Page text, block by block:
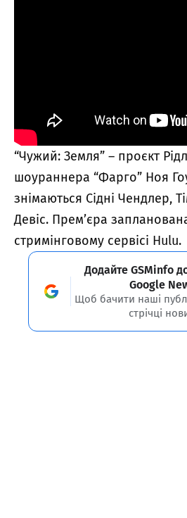
“Чужий: Земля” – проєкт
шоураннера “Фарго” Ноя
знімаються Сідні Чендлер,
Девіс. Прем’єра
стримінговому сервісі Hulu.
Додайте GSMinfo
Google
Щоб бачити наші
стрічці